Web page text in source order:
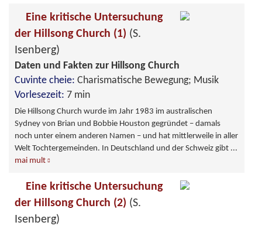
Eine kritische Untersuchung
der Hillsong Church (1) (S.
Isenberg)
Daten und Fakten zur Hillsong Church
Cuvinte cheie: Charismatische Bewegung; Musik
Vorlesezeit: 7 min
Die Hillsong Church wurde im Jahr 1983 im australischen
Sydney von Brian und Bobbie Houston gegründet – damals
noch unter einem anderen Namen – und hat mittlerweile in aller
Welt Tochtergemeinden. In Deutschland und der Schweiz gibt ...
mai mult
Eine kritische Untersuchung
der Hillsong Church (2) (S.
Isenberg)